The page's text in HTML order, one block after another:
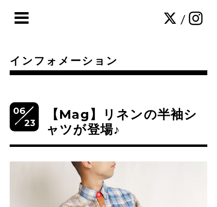
/
インフォメーション
06
23
【Mag】リネンの半袖シ
ャツが登場♪